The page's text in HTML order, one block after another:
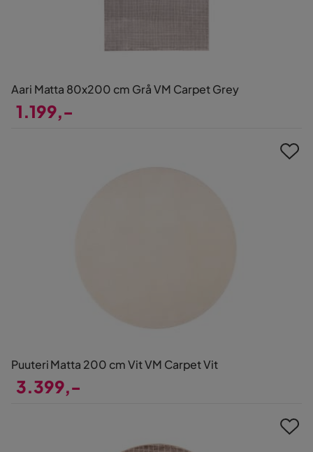
Aari Matta 80x200 cm Grå VM Carpet Grey
1.199,-
Puuteri Matta 200 cm Vit VM Carpet Vit
3.399,-